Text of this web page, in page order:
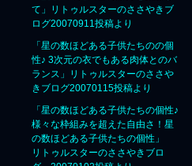
て」リトゥルスターのささやきブ
ログ20070911投稿より
「星の数ほどある子供たちのの個
性♪ 3次元の衣でもある肉体とのバ
ランス」リトゥルスターのささや
きブログ20070115投稿より
「星の数ほどある子供たちの個性♪
様々な枠組みを超えた自由さ！星
の数ほどある子供たちの個性」
リトゥルスターのささやきブロ